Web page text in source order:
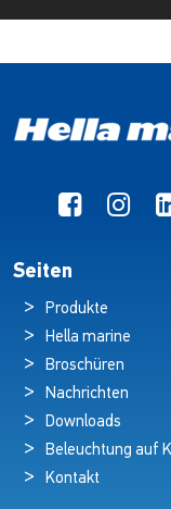
Seiten
Produkte
Hella marine
Broschüren
Nachrichten
Downloads
Beleuchtung auf
Kontakt